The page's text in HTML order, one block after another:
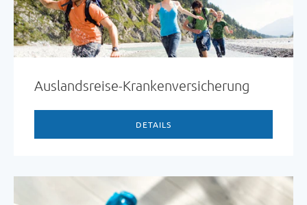
Auslandsreise-Krankenversicherung
DETAILS